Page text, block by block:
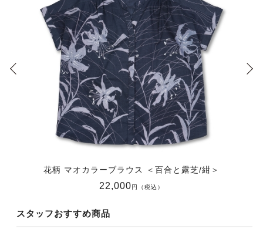
花柄 マオカラーブラウス ＜百合と露芝/紺＞
22,000円（税込）
スタッフおすすめ商品